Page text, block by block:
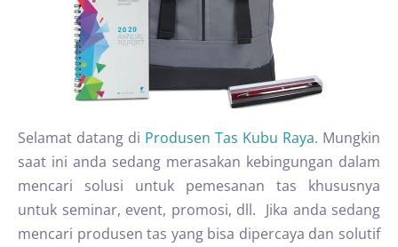
Selamat datang di Produsen Tas Kubu Raya. Mungkin
saat ini anda sedang merasakan kebingungan dalam
mencari solusi untuk pemesanan tas khususnya
untuk seminar, event, promosi, dll. Jika anda sedang
mencari produsen tas yang bisa dipercaya dan solutif